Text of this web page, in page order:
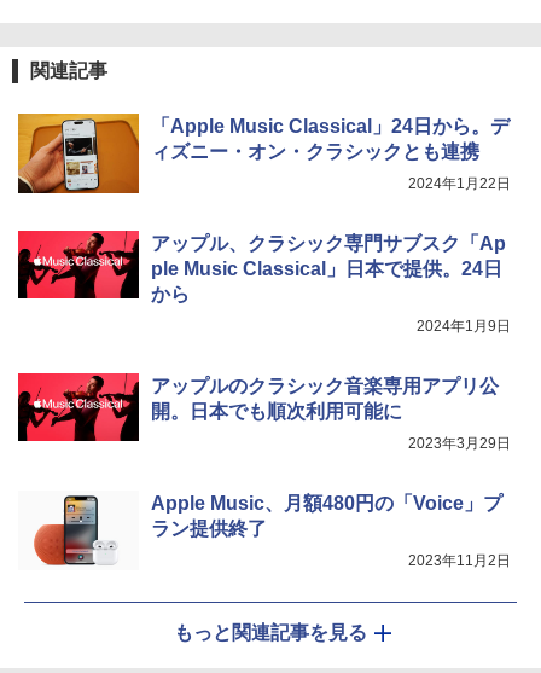
関連記事
「Apple Music Classical」24日から。デ
ィズニー・オン・クラシックとも連携
2024年1月22日
アップル、クラシック専門サブスク「Ap
ple Music Classical」日本で提供。24日
から
2024年1月9日
アップルのクラシック音楽専用アプリ公
開。日本でも順次利用可能に
2023年3月29日
Apple Music、月額480円の「Voice」プ
ラン提供終了
2023年11月2日
もっと関連記事を見る